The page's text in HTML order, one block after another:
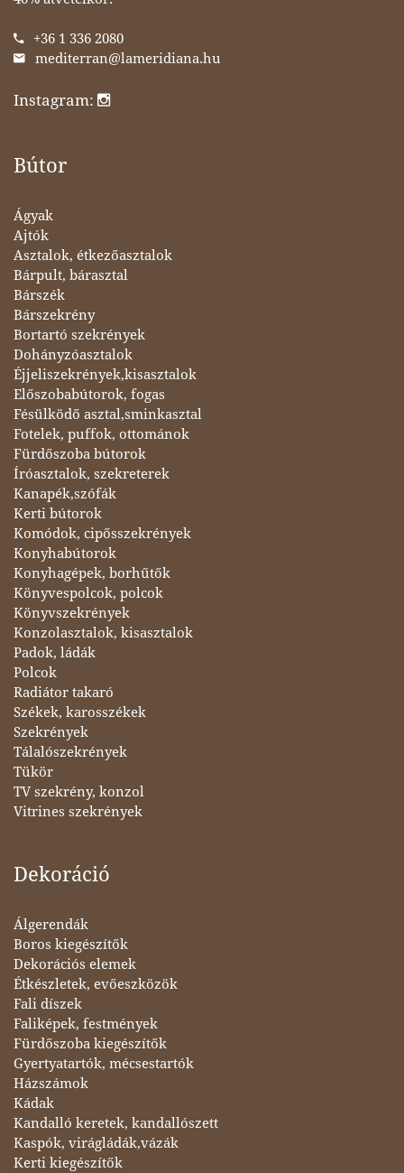
+36 1 336 2080
mediterran@lameridiana.hu
Instagram:
Bútor
Ágyak
Ajtók
Asztalok, étkezőasztalok
Bárpult, bárasztal
Bárszék
Bárszekrény
Bortartó szekrények
Dohányzóasztalok
Éjjeliszekrények,kisasztalok
Előszobabútorok, fogas
Fésülködő asztal,sminkasztal
Fotelek, puffok, ottománok
Fürdőszoba bútorok
Íróasztalok, szekreterek
Kanapék,szófák
Kerti bútorok
Komódok, cipősszekrények
Konyhabútorok
Konyhagépek, borhűtők
Könyvespolcok, polcok
Könyvszekrények
Konzolasztalok, kisasztalok
Padok, ládák
Polcok
Radiátor takaró
Székek, karosszékek
Szekrények
Tálalószekrények
Tükör
TV szekrény, konzol
Vitrines szekrények
Dekoráció
Álgerendák
Boros kiegészítők
Dekorációs elemek
Étkészletek, evőeszközök
Fali díszek
Faliképek, festmények
Fürdőszoba kiegészítők
Gyertyatartók, mécsestartók
Házszámok
Kádak
Kandalló keretek, kandallószett
Kaspók, virágládák,vázák
Kerti kiegészítők